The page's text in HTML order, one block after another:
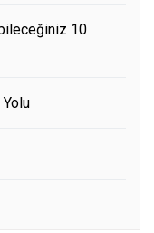
10
Yolu